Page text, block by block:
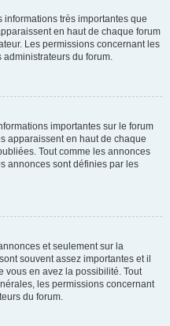
très importantes que
en haut de chaque forum
Les permissions concernant les
du forum.
importantes sur le forum
apparaissent en haut de chaque
Tout comme les annonces
annonces sont définies par les
et seulement sur la
souvent assez importantes et il
vous en avez la possibilité. Tout
les permissions concernant
du forum.